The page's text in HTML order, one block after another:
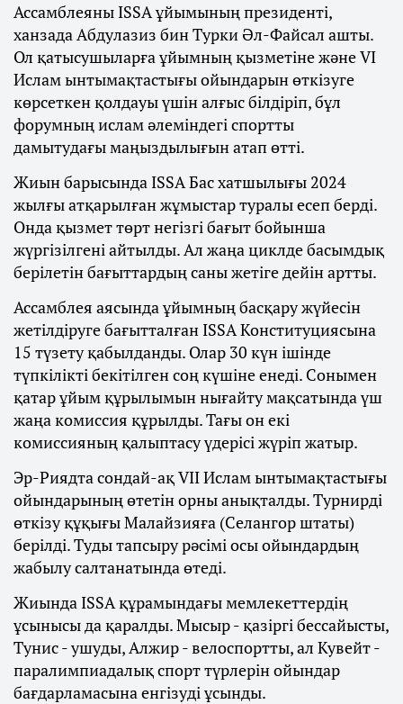
Ассамблеяны ISSA ұйымының президенті,
ханзада Абдулазиз бин Турки Әл-Файсал ашты.
Ол қатысушыларға ұйымның қызметіне және VI
Ислам ынтымақтастығы ойындарын өткізуге
көрсеткен қолдауы үшін алғыс білдіріп, бұл
форумның ислам әлеміндегі спортты
дамытудағы маңыздылығын атап өтті.
Жиын барысында ISSA Бас хатшылығы 2024
жылғы атқарылған жұмыстар туралы есеп берді.
Онда қызмет төрт негізгі бағыт бойынша
жүргізілгені айтылды. Ал жаңа циклде басымдық
берілетін бағыттардың саны жетіге дейін артты.
Ассамблея аясында ұйымның басқару жүйесін
жетілдіруге бағытталған ISSA Конституциясына
15 түзету қабылданды. Олар 30 күн ішінде
түпкілікті бекітілген соң күшіне енеді. Сонымен
қатар ұйым құрылымын нығайту мақсатында үш
жаңа комиссия құрылды. Тағы он екі
комиссияның қалыптасу үдерісі жүріп жатыр.
Эр-Риядта сондай-ақ VII Ислам ынтымақтастығы
ойындарының өтетін орны анықталды. Турнирді
өткізу құқығы Малайзияға (Селангор штаты)
берілді. Туды тапсыру рәсімі осы ойындардың
жабылу салтанатында өтеді.
Жиында ISSA құрамындағы мемлекеттердің
ұсынысы да қаралды. Мысыр - қазіргі бессайысты,
Тунис - ушуды, Алжир - велоспортты, ал Кувейт -
паралимпиадалық спорт түрлерін ойындар
бағдарламасына енгізуді ұсынды.